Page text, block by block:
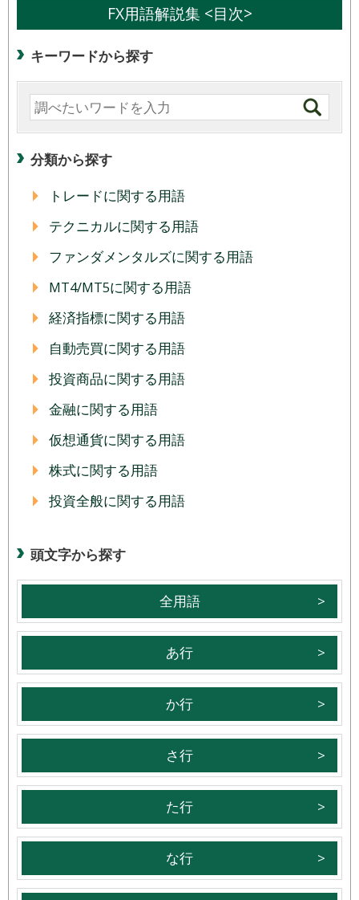
FX用語解説集 <目次>
キーワードから探す
分類から探す
トレードに関する用語
テクニカルに関する用語
ファンダメンタルズに関する用語
MT4/MT5に関する用語
経済指標に関する用語
自動売買に関する用語
投資商品に関する用語
金融に関する用語
仮想通貨に関する用語
株式に関する用語
投資全般に関する用語
頭文字から探す
全用語
あ行
か行
さ行
た行
な行